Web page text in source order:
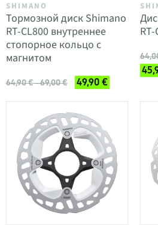
SHIMANO
Тормозной диск Shimano
RT-CL800 внутреннее
стопорное кольцо с
магнитом
64,90 € - 69,00 € 49,90 €